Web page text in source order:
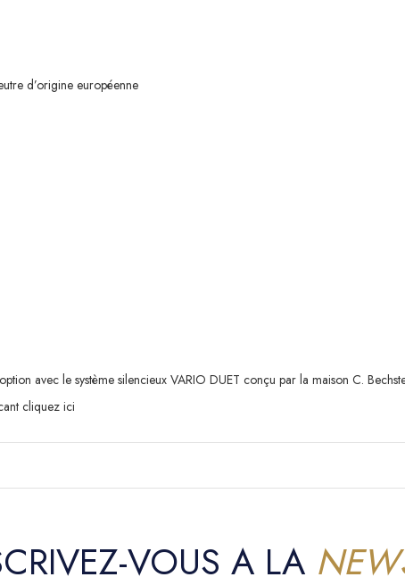
d’origine européenne
avec le système silencieux VARIO DUET conçu par la maison C.
cliquez ici
VOUS A LA